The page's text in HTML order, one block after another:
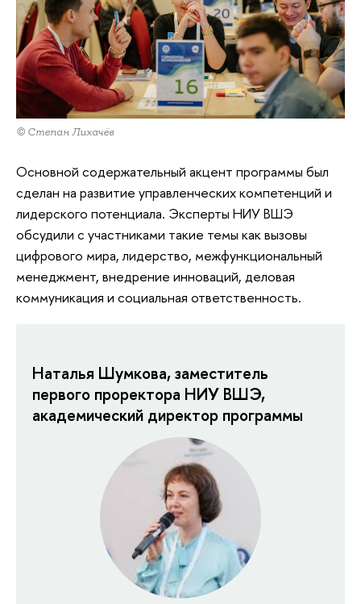
© Степан Лихачёв
Основной содержательный акцент программы был
сделан на развитие управленческих компетенций и
лидерского потенциала. Эксперты НИУ ВШЭ
обсудили с участниками такие темы как вызовы
цифрового мира, лидерство, межфункциональный
менеджмент, внедрение инноваций, деловая
коммуникация и социальная ответственность.
Наталья Шумкова, заместитель
первого проректора НИУ ВШЭ,
академический директор программы